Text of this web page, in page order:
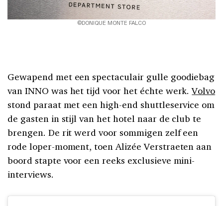
©DONIQUE MONTE FALCO
Gewapend met een spectaculair gulle goodiebag
van INNO was het tijd voor het échte werk.Volvo
stond paraat met een high-end shuttleservice om
de gasten in stijl van het hotel naar de club te
brengen. De rit werd voor sommigen zelf een
rode loper-moment, toen Alizée Verstraeten aan
boord stapte voor een reeks exclusieve mini-
interviews.